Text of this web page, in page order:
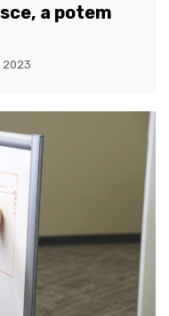
a potem
2023